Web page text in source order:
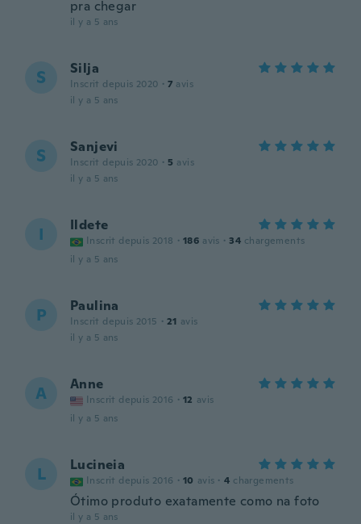
pra chegar
il y a 5 ans
S Silja
Inscrit depuis 2020 · 7 avis
il y a 5 ans
S Sanjevi
Inscrit depuis 2020 · 5 avis
il y a 5 ans
I Ildete
Inscrit depuis 2018 · 186 avis · 34 chargements
il y a 5 ans
P Paulina
Inscrit depuis 2015 · 21 avis
il y a 5 ans
A Anne
Inscrit depuis 2016 · 12 avis
il y a 5 ans
L Lucineia
Inscrit depuis 2016 · 10 avis · 4 chargements
Ótimo produto exatamente como na foto
il y a 5 ans